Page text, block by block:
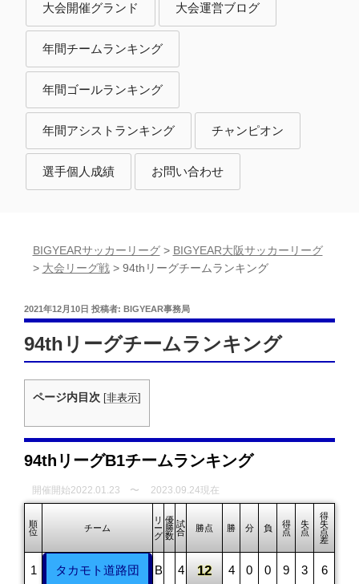
大会開催グランド 大会運営ブログ
年間チームランキング
年間ゴールランキング
年間アシストランキング チャンピオン
選手個人成績 お問い合わせ
BIGYEARサッカーリーグ> BIGYEAR大阪サッカーリーグ
> 大会リーグ戦> 94thリーグチームランキング
投
稿
日:
2021年12月10日 投稿者: BIGYEAR事務局
94thリーグチームランキング
ページ内目次 [非表示]
94thリーグB1チームランキング
開催開始2022.01.23 〜 2023.09.24現在
順
位
チーム
リ
ー
グ
優
勝
数
試
合
勝点 勝 分 負
得
点
失
点
得
失
点
差
タカモト道路団 B 4 12 4 0 0 9 3 6